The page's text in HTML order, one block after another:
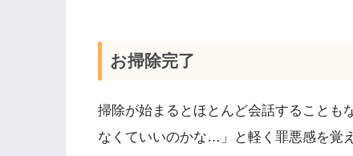
お掃除完了
掃除が始まるとほとんど会話することも
なくていいのかな…」と軽く罪悪感を覚